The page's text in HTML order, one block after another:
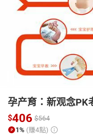
日本購物 電子/紙本
孕产育：新观念PK
$406 $564
1% (賺4點)